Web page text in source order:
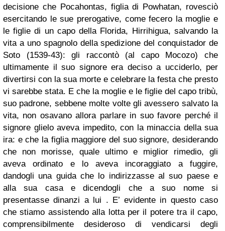
decisione che Pocahontas, figlia di Powhatan, rovesciò
esercitando le sue prerogative, come fecero la moglie e
le figlie di un capo della Florida, Hirrihigua, salvando la
vita a uno spagnolo della spedizione del conquistador de
Soto (1539-43): gli raccontò (al capo Mocozo) che
ultimamente il suo signore era deciso a ucciderlo, per
divertirsi con la sua morte e celebrare la festa che presto
vi sarebbe stata. E che la moglie e le figlie del capo tribù,
suo padrone, sebbene molte volte gli avessero salvato la
vita, non osavano allora parlare in suo favore perché il
signore glielo aveva impedito, con la minaccia della sua
ira: e che la figlia maggiore del suo signore, desiderando
che non morisse, quale ultimo e miglior rimedio, gli
aveva ordinato e lo aveva incoraggiato a fuggire,
dandogli una guida che lo indirizzasse al suo paese e
alla sua casa e dicendogli che a suo nome si
presentasse dinanzi a lui . E’ evidente in questo caso
che stiamo assistendo alla lotta per il potere tra il capo,
comprensibilmente desideroso di vendicarsi degli